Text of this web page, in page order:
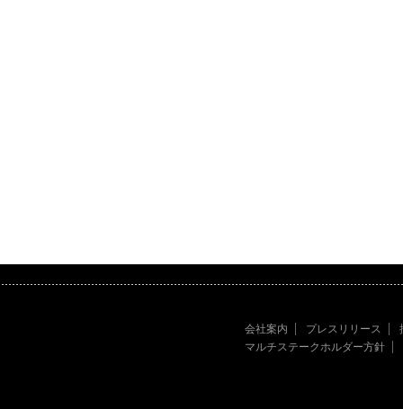
会社案内 プレスリリース
マルチステークホルダー方針